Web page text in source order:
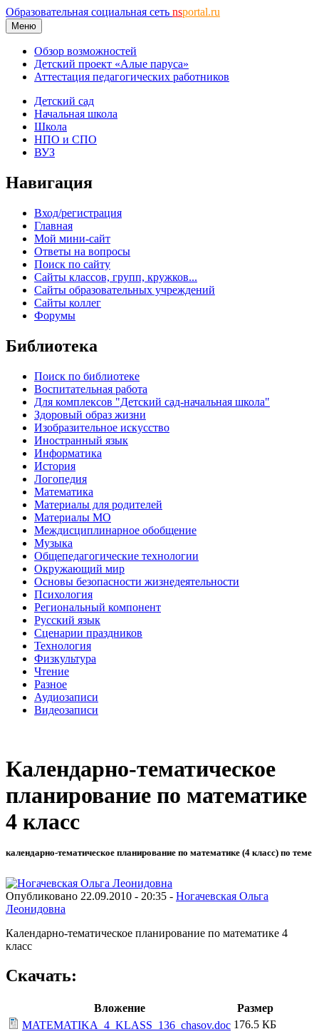
Образовательная социальная сеть nsportal.ru
Меню
Обзор возможностей
Детский проект «Алые паруса»
Аттестация педагогических работников
Детский сад
Начальная школа
Школа
НПО и СПО
ВУЗ
Навигация
Вход/регистрация
Главная
Мой мини-сайт
Ответы на вопросы
Поиск по сайту
Сайты классов, групп, кружков...
Сайты образовательных учреждений
Сайты коллег
Форумы
Библиотека
Поиск по библиотеке
Воспитательная работа
Для комплексов "Детский сад-начальная школа"
Здоровый образ жизни
Изобразительное искусство
Иностранный язык
Информатика
История
Логопедия
Математика
Материалы для родителей
Материалы МО
Междисциплинарное обобщение
Музыка
Общепедагогические технологии
Окружающий мир
Основы безопасности жизнедеятельности
Психология
Региональный компонент
Русский язык
Сценарии праздников
Технология
Физкультура
Чтение
Разное
Аудиозаписи
Видеозаписи
Календарно-тематическое
планирование по математике
4 класс
календарно-тематическое планирование по математике (4 класс) по теме
Опубликовано 22.09.2010 - 20:35 - Ногачевская Ольга
Леонидовна
Календарно-тематическое планирование по математике 4
класс
Скачать:
Вложение
Размер
MATEMATIKA_4_KLASS_136_chasov.doc 176.5 КБ